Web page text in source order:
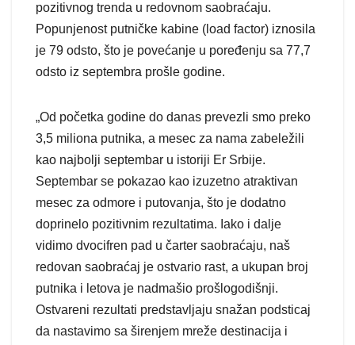
pozitivnog trenda u redovnom saobraćaju.
Popunjenost putničke kabine (load factor) iznosila
je 79 odsto, što je povećanje u poređenju sa 77,7
odsto iz septembra prošle godine.
„Od početka godine do danas prevezli smo preko
3,5 miliona putnika, a mesec za nama zabeležili
kao najbolji septembar u istoriji Er Srbije.
Septembar se pokazao kao izuzetno atraktivan
mesec za odmore i putovanja, što je dodatno
doprinelo pozitivnim rezultatima. Iako i dalje
vidimo dvocifren pad u čarter saobraćaju, naš
redovan saobraćaj je ostvario rast, a ukupan broj
putnika i letova je nadmašio prošlogodišnji.
Ostvareni rezultati predstavljaju snažan podsticaj
da nastavimo sa širenjem mreže destinacija i